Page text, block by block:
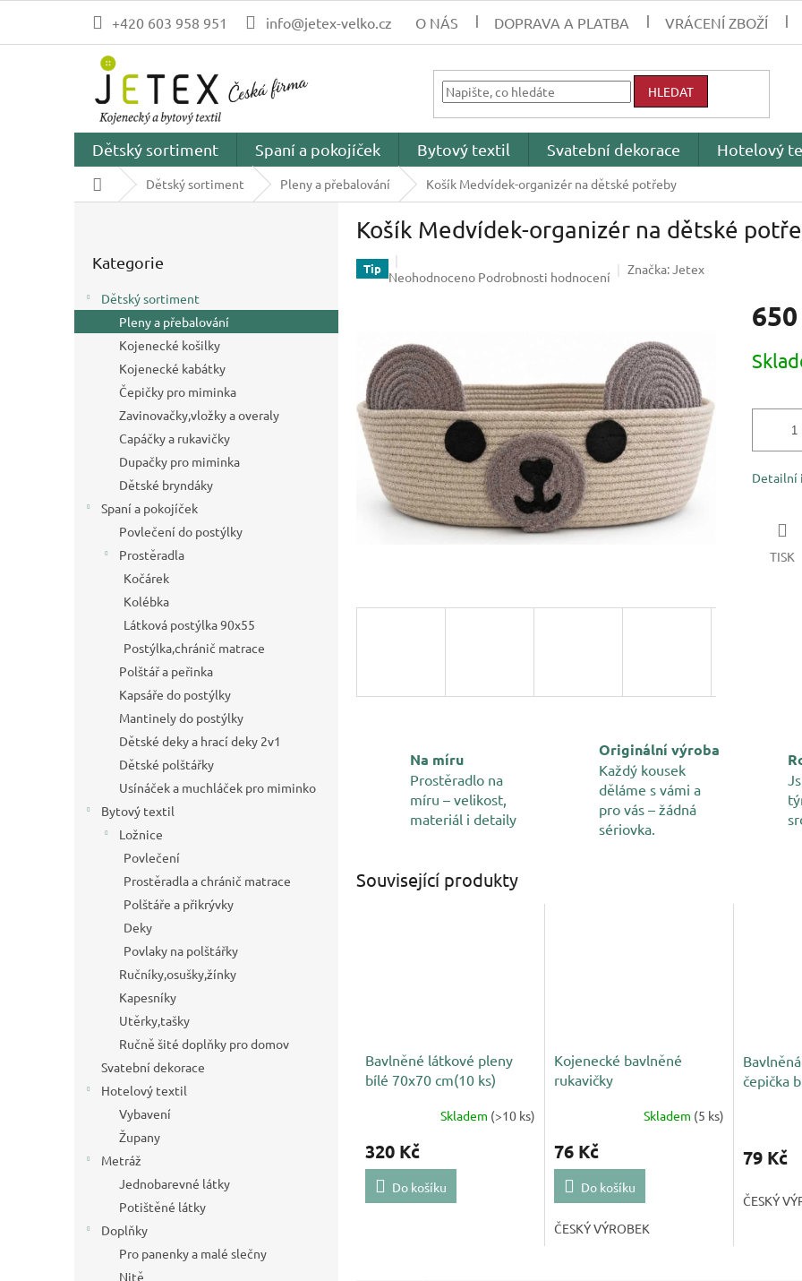
obsah
+420 603 958 951 info@jetex-velko.cz O NÁS DOPRAVA A PLATBA VRÁCENÍ ZBOŽÍ
HLEDAT
Dětský sortiment Spaní a pokojíček Bytový textil Svatební dekorace Hotelový
Domů Dětský sortiment Pleny a přebalování Košík Medvídek-organizér na dětské potřeby
a
n
kategorie
Kategorie
Dětský sortiment
Pleny a přebalování
Kojenecké košilky
Kojenecké kabátky
Čepičky pro miminka
Zavinovačky,vložky a overaly
Capáčky a rukavičky
Dupačky pro miminka
Dětské bryndáky
Spaní a pokojíček
Povlečení do postýlky
Prostěradla
Kočárek
Kolébka
Látková postýlka 90x55
Postýlka,chránič matrace
Polštář a peřinka
Kapsáře do postýlky
Mantinely do postýlky
Dětské deky a hrací deky 2v1
Dětské polštářky
Usínáček a muchláček pro miminko
Bytový textil
Ložnice
Povlečení
Prostěradla a chránič matrace
Polštáře a přikrývky
Deky
Povlaky na polštářky
Ručníky,osušky,žínky
Kapesníky
Utěrky,tašky
Ručně šité doplňky pro domov
Svatební dekorace
Hotelový textil
Vybavení
Župany
Metráž
Jednobarevné látky
Potištěné látky
Doplňky
Pro panenky a malé slečny
Nitě
Košík Medvídek-organizér na dětské
Tip Průměrné
0,0
z
5
hvězdiček.
Neohodnoceno Podrobnosti hodnocení
Značka:Jetex
cena:
Detailní
TISK
Na míru
Prostěradlo na
míru – velikost,
materiál i detaily
Originální výroba
Každý kousek
děláme s vámi a
pro vás – žádná
sériovka.
Související produkty
Bavlněné látkové pleny
bílé 70x70 cm(10 ks)
Skladem (>10 ks)
320 Kč
Do košíku
Kojenecké bavlněné
rukavičky
Skladem (5 ks)
76 Kč
Do košíku
ČESKÝ VÝROBEK
čepička
79 Kč
ČESKÝ